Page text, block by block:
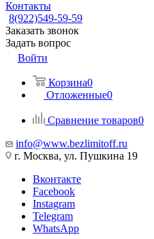
Контакты
8(922)549-59-59
Заказать звонок
Задать вопрос
Войти
Корзина0
Отложенные0
Сравнение товаров0
info@www.bezlimitoff.ru
г. Москва, ул. Пушкина 19
Вконтакте
Facebook
Instagram
Telegram
WhatsApp